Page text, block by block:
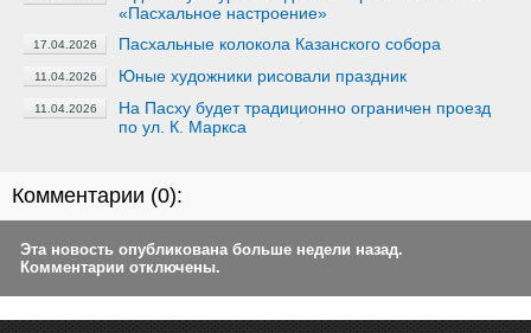
«Пасхальное настроение»
17.04.2026 Пасхальные колокола Казанского собора
11.04.2026 Юные художники рисовали праздник
11.04.2026
На Пасху будет традиционно ограничен проезд
по ул. К. Маркса
Комментарии (0):
Эта новость опубликована больше недели назад.
Комментарии отключены.